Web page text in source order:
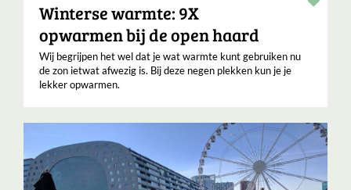
Winterse warmte: 9X
opwarmen bij de open haard
Wij begrijpen het wel dat je wat warmte kunt gebruiken nu
de zon ietwat afwezig is. Bij deze negen plekken kun je je
lekker opwarmen.